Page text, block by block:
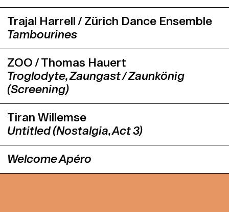
Trajal Harrell / Zürich Dance Ensemble
Tambourines
ZOO / Thomas Hauert
Troglodyte, Zaungast / Zaunkönig
(Screening)
Tiran Willemse
Untitled (Nostalgia, Act 3)
Welcome Apéro